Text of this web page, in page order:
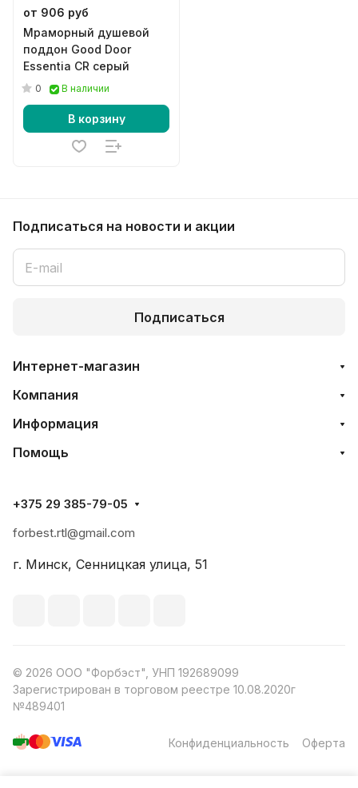
от 906 руб
Мраморный душевой
поддон Good Door
Essentia CR серый
0 В наличии
В корзину
Подписаться на новости и акции
Подписаться
Интернет-магазин
Компания
Информация
Помощь
+375 29 385-79-05
forbest.rtl@gmail.com
г. Минск, Сенницкая улица, 51
© 2026 ООО "Форбэст", УНП 192689099
Зарегистрирован в торговом реестре 10.08.2020г
№489401
Конфиденциальность Оферта